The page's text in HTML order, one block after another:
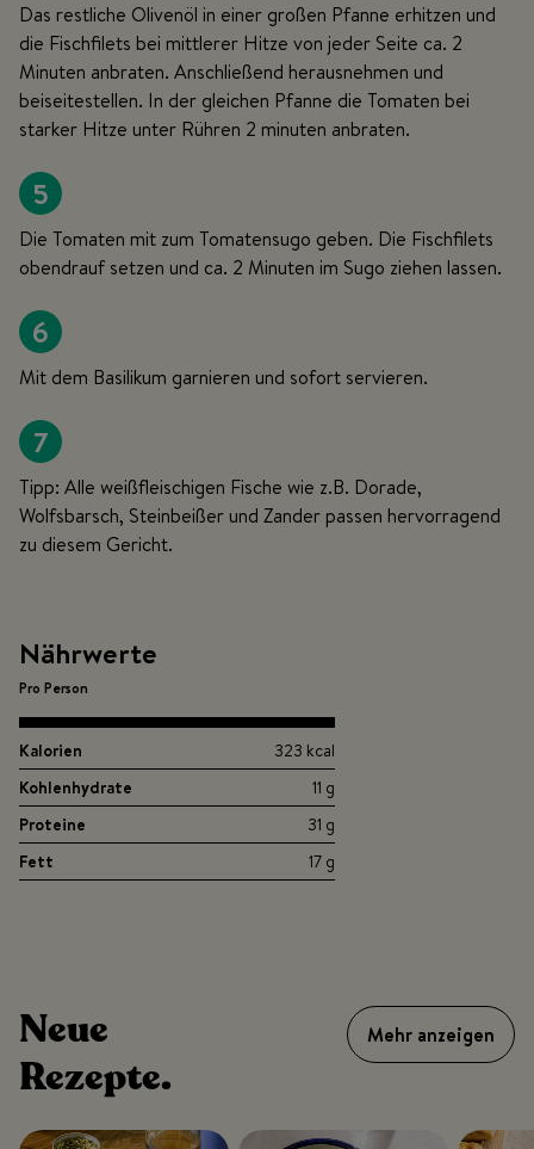
Das restliche Olivenöl in einer großen Pfanne erhitzen und
die Fischfilets bei mittlerer Hitze von jeder Seite ca. 2
Minuten anbraten. Anschließend herausnehmen und
beiseitestellen. In der gleichen Pfanne die Tomaten bei
starker Hitze unter Rühren 2 minuten anbraten.
5
Die Tomaten mit zum Tomatensugo geben. Die Fischfilets
obendrauf setzen und ca. 2 Minuten im Sugo ziehen lassen.
6
Mit dem Basilikum garnieren und sofort servieren.
7
Tipp: Alle weißfleischigen Fische wie z.B. Dorade,
Wolfsbarsch, Steinbeißer und Zander passen hervorragend
zu diesem Gericht.
Nährwerte
Pro Person
Kalorien
323 kcal
Kohlenhydrate
11 g
Proteine
31 g
Fett
17 g
Neue
Rezepte.
Mehr anzeigen